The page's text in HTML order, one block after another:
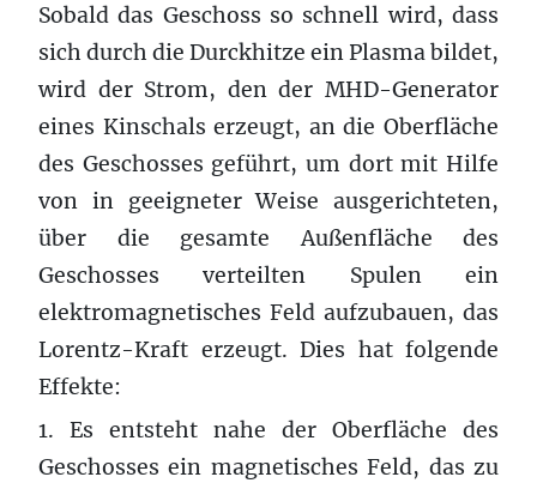
Sobald das Geschoss so schnell wird, dass
sich durch die Durckhitze ein Plasma bildet,
wird der Strom, den der MHD-Generator
eines Kinschals erzeugt, an die Oberfläche
des Geschosses geführt, um dort mit Hilfe
von in geeigneter Weise ausgerichteten,
über die gesamte Außenfläche des
Geschosses verteilten Spulen ein
elektromagnetisches Feld aufzubauen, das
Lorentz-Kraft erzeugt. Dies hat folgende
Effekte:
1. Es entsteht nahe der Oberfläche des
Geschosses ein magnetisches Feld, das zu